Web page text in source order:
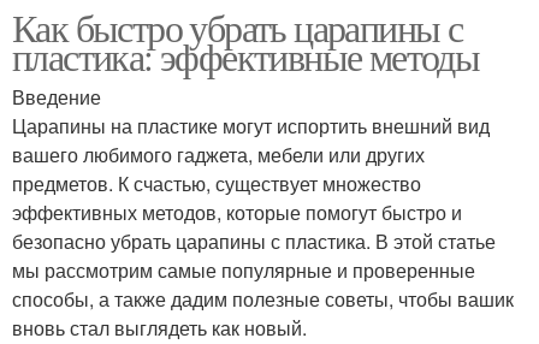
Как быстро убрать царапины с
пластика: эффективные методы
Введение
Царапины на пластике могут испортить внешний вид
вашего любимого гаджета, мебели или других
предметов. К счастью, существует множество
эффективных методов, которые помогут быстро и
безопасно убрать царапины с пластика. В этой статье
мы рассмотрим самые популярные и проверенные
способы, а также дадим полезные советы, чтобы вашик
вновь стал выглядеть как новый.